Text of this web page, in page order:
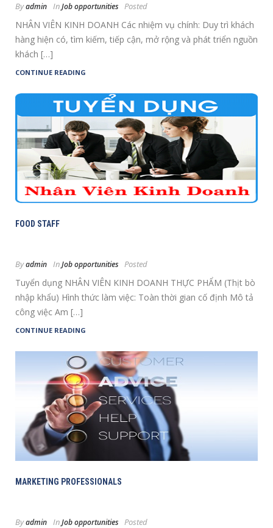
Byadmin InJob opportunities Posted
NHÂN VIÊN KINH DOANH Các nhiệm vụ chính: Duy trì khách
hàng hiện có, tìm kiếm, tiếp cận, mở rộng và phát triển nguồn
khách […]
CONTINUE READING
FOOD STAFF
Byadmin InJob opportunities Posted
Tuyển dụng NHÂN VIÊN KINH DOANH THỰC PHẨM (Thịt bò
nhập khẩu) Hình thức làm việc: Toàn thời gian cố định Mô tả
công việc Am […]
CONTINUE READING
MARKETING PROFESSIONALS
Byadmin InJob opportunities Posted